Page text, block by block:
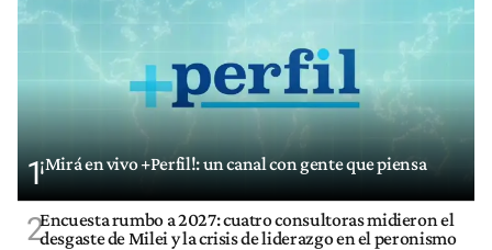
1¡Mirá en vivo +Perfil!: un canal con gente que piensa
2Encuesta rumbo a 2027: cuatro consultoras midieron el
desgaste de Milei y la crisis de liderazgo en el peronismo